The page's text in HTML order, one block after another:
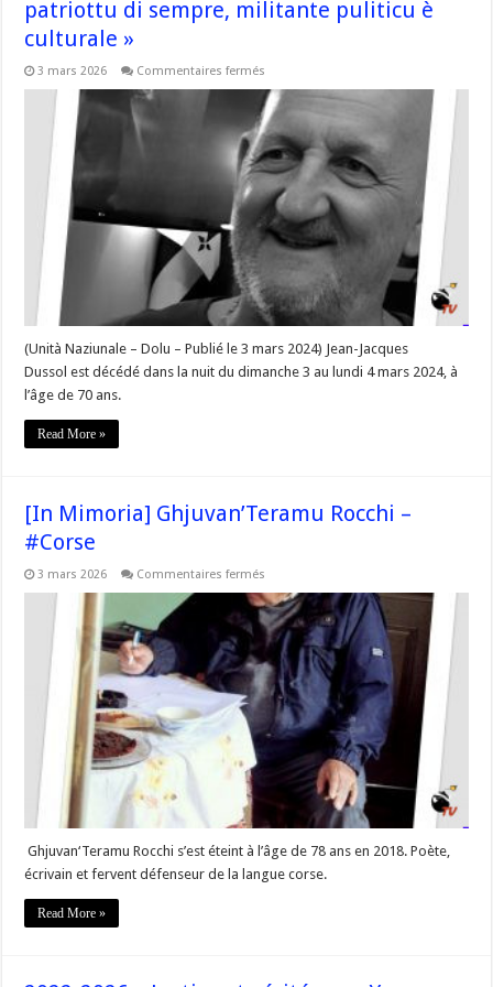
patriottu di sempre, militante puliticu è
culturale »
3 mars 2026 Commentaires fermés
mimoria]
»
Jean-
Jacques
Dussol,
patriottu
sempre,
militante
puliticu
è
culturale »
(Unità Naziunale – Dolu – Publié le 3 mars 2024) Jean-Jacques
Dussol est décédé dans la nuit du dimanche 3 au lundi 4 mars 2024, à
l’âge de 70 ans.
Read More »
[In Mimoria] Ghjuvan’Teramu Rocchi –
#Corse
3 mars 2026 Commentaires fermés
Mimoria]
Ghjuvan’Teramu
Rocchi
–
#Corse
Ghjuvan‘Teramu Rocchi s’est éteint à l’âge de 78 ans en 2018. Poète,
écrivain et fervent défenseur de la langue corse.
Read More »